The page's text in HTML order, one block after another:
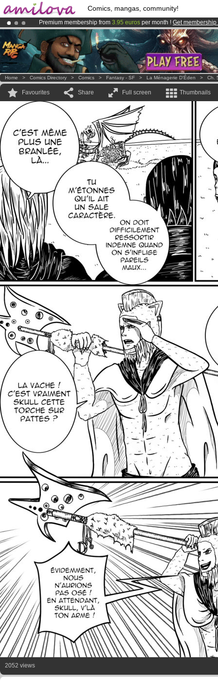
Comics, mangas, community!
Premium membership from 3.95 euros per month ! Get membership
AmilovaKickstarter is now LIVE!.
Already 134393 membersand 1208 comics & mangas!.
Home > Comics Directory > Comics > Fantasy - SF > La Ménagerie D'Éden > Ch.
Favourites Share Full screen Thumbnails
2052 views